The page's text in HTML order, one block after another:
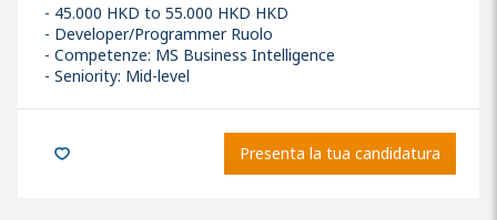
45.000 HKD to 55.000 HKD HKD
Developer/Programmer Ruolo
Competenze: MS Business Intelligence
Seniority: Mid-level
Presenta la tua candidatura